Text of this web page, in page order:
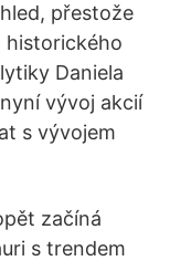
přestože
historického
Daniela
vývoj akcií
s vývojem
začíná
s trendem